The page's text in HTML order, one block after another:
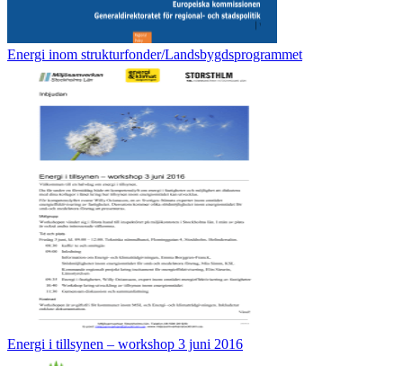
Energi inom strukturfonder/Landsbygdsprogrammet
Energi i tillsynen – workshop 3 juni 2016